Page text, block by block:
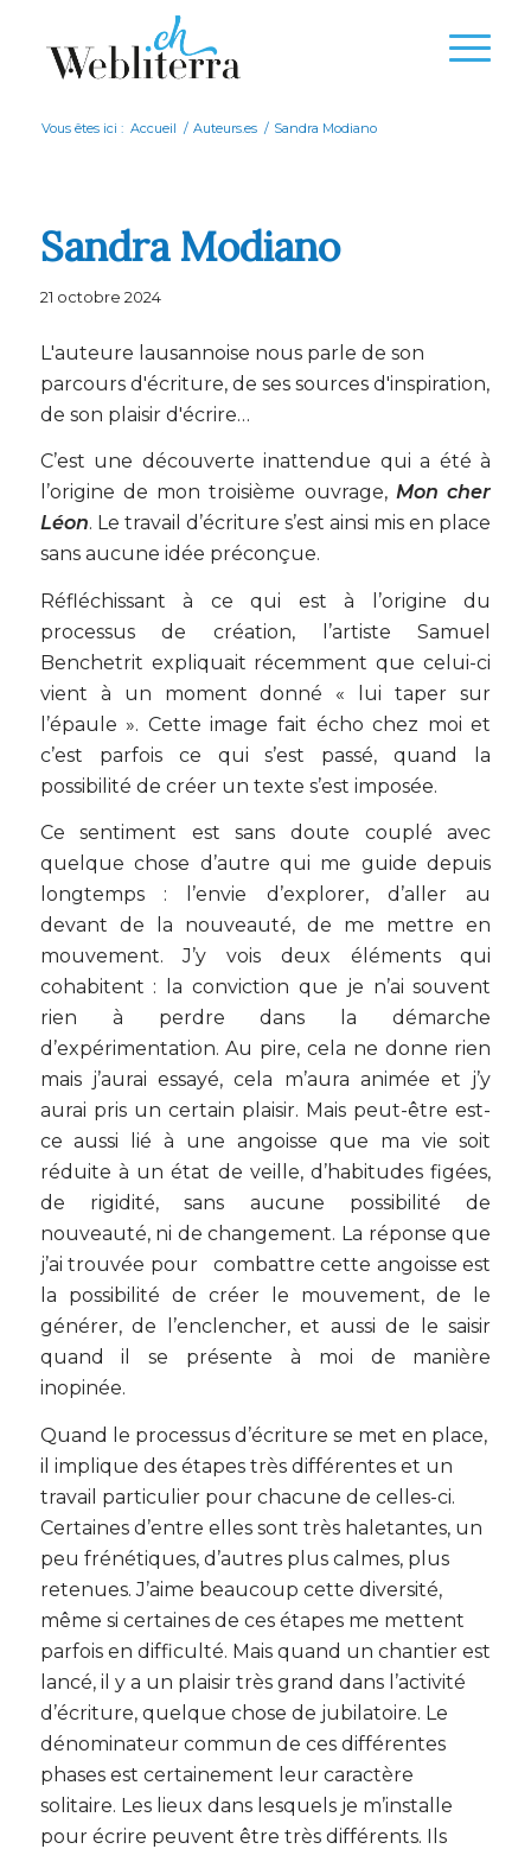
Vous êtes ici : Accueil / Auteurs.es / Sandra Modiano
Sandra Modiano
21 octobre 2024
L'auteure lausannoise nous parle de son
parcours d'écriture, de ses sources d'inspiration,
de son plaisir d'écrire…
C’est une découverte inattendue qui a été à
l’origine de mon troisième ouvrage,Mon cher
Léon. Le travail d’écriture s’est ainsi mis en place
sans aucune idée préconçue.
Réfléchissant à ce qui est à l’origine du
processus de création, l’artiste Samuel
Benchetrit expliquait récemment que celui-ci
vient à un moment donné « lui taper sur
l’épaule ». Cette image fait écho chez moi et
c’est parfois ce qui s’est passé, quand la
possibilité de créer un texte s’est imposée.
Ce sentiment est sans doute couplé avec
quelque chose d’autre qui me guide depuis
longtemps : l’envie d’explorer, d’aller au
devant de la nouveauté, de me mettre en
mouvement. J’y vois deux éléments qui
cohabitent : la conviction que je n’ai souvent
rien à perdre dans la démarche
d’expérimentation. Au pire, cela ne donne rien
mais j’aurai essayé, cela m’aura animée et j’y
aurai pris un certain plaisir. Mais peut-être est-
ce aussi lié à une angoisse que ma vie soit
réduite à un état de veille, d’habitudes figées,
de rigidité, sans aucune possibilité de
nouveauté, ni de changement. La réponse que
j’ai trouvée pour combattre cette angoisse est
la possibilité de créer le mouvement, de le
générer, de l’enclencher, et aussi de le saisir
quand il se présente à moi de manière
inopinée.
Quand le processus d’écriture se met en place,
il implique des étapes très différentes et un
travail particulier pour chacune de celles-ci.
Certaines d’entre elles sont très haletantes, un
peu frénétiques, d’autres plus calmes, plus
retenues. J’aime beaucoup cette diversité,
même si certaines de ces étapes me mettent
parfois en difficulté. Mais quand un chantier est
lancé, il y a un plaisir très grand dans l’activité
d’écriture, quelque chose de jubilatoire. Le
dénominateur commun de ces différentes
phases est certainement leur caractère
solitaire. Les lieux dans lesquels je m’installe
pour écrire peuvent être très différents. Ils